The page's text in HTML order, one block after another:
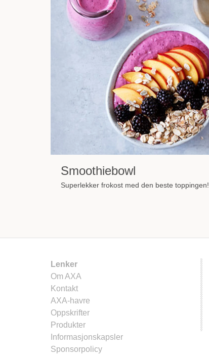
Smoothiebowl
Superlekker frokost med den beste toppingen!
Lenker
Om AXA
Kontakt
AXA-havre
Oppskrifter
Produkter
Informasjonskapsler
Sponsorpolicy